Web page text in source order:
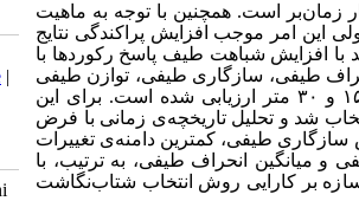
زمان‌بر است. همچنین با توجه به ماهیت
این امر موجب افزایش پراکندگی نتایج
با افزایش شباهت طیف پاسخ رکوردها با
طیفی، سازگاری طیفی، توازن طیفی
و ۳۰ متر ارزیابی شده است. برای این
شد و تحلیل تاریخچه‌ی زمانی با فرض
طیفی، کمترین دامنه‌ی تغییرات
میانگین انحراف طیفی، به ترتیب، با
سازه بر کارایی روش انتخاب شتاب‌نگاشت
|